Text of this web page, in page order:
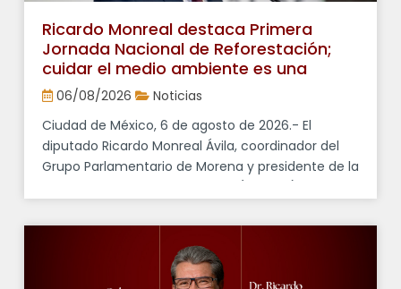
Ricardo Monreal destaca Primera
Jornada Nacional de Reforestación;
cuidar el medio ambiente es una
responsabilidad compartida
06/08/2026
Noticias
Ciudad de México, 6 de agosto de 2026.- El
diputado Ricardo Monreal Ávila, coordinador del
Grupo Parlamentario de Morena y presidente de la
Primera Jornada Nacional de Reforestación, que
se llevará a cabo el próximo domingo con la
participación de miles de […]